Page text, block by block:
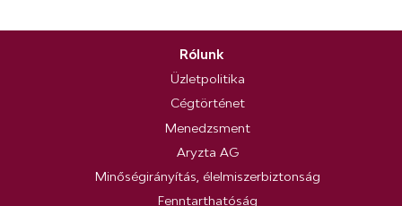
Rólunk
Üzletpolitika
Cégtörténet
Menedzsment
Aryzta AG
Minőségirányítás, élelmiszerbiztonság
Fenntarthatóság